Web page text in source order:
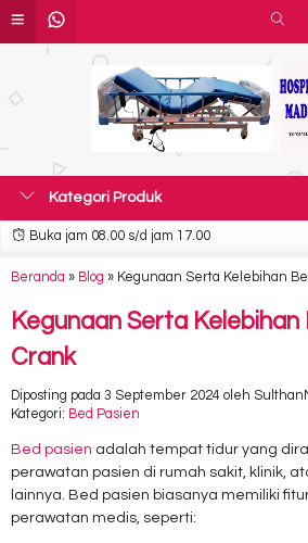
Kategori Produk
Buka jam 08.00 s/d jam 17.00
Beranda » Blog » Kegunaan Serta Kelebihan
Kegunaan Serta Kelebihan
Crank
Diposting pada 3 September 2024 oleh
Kategori: Bed Pasien
Bed pasien adalah tempat tidur yang
perawatan pasien di rumah sakit, klinik,
lainnya. Bed pasien biasanya memiliki
perawatan medis, seperti: